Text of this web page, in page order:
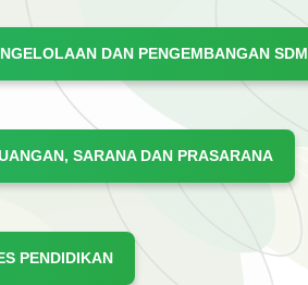
DAN PENGEMBANGAN SDM
SARANA DAN PRASARANA
PENDIDIKAN